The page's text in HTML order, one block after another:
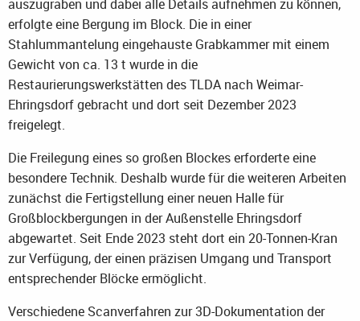
auszugraben und dabei alle Details aufnehmen zu können,
erfolgte eine Bergung im Block. Die in einer
Stahlummantelung eingehauste Grabkammer mit einem
Gewicht von ca. 13 t wurde in die
Restaurierungswerkstätten des TLDA nach Weimar-
Ehringsdorf gebracht und dort seit Dezember 2023
freigelegt.
Die Freilegung eines so großen Blockes erforderte eine
besondere Technik. Deshalb wurde für die weiteren Arbeiten
zunächst die Fertigstellung einer neuen Halle für
Großblockbergungen in der Außenstelle Ehringsdorf
abgewartet. Seit Ende 2023 steht dort ein 20-Tonnen-Kran
zur Verfügung, der einen präzisen Umgang und Transport
entsprechender Blöcke ermöglicht.
Verschiedene Scanverfahren zur 3D-Dokumentation der